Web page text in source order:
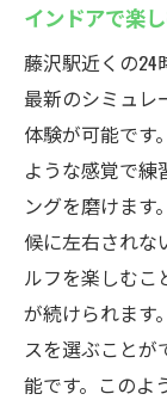
インドアで楽
藤沢駅近くの24
最新のシミュレ
体験が可能です
ような感覚で練
ングを磨けます
候に左右されな
ルフを楽しむこ
が続けられます
スを選ぶことが
能です。このよ